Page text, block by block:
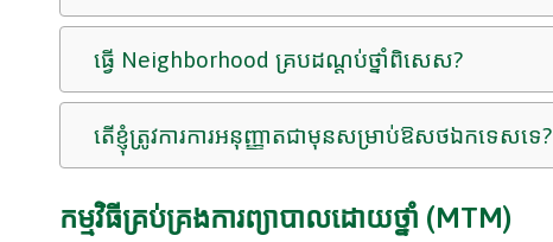
ធ្វើ Neighborhood គ្របដណ្តប់ថ្នាំពិសេស?
តើខ្ញុំត្រូវការការអនុញ្ញាតជាមុនសម្រាប់ឱសថឯកទេសទេ?
កម្មវិធីគ្រប់គ្រងការព្យាបាលដោយថ្នាំ (MTM)